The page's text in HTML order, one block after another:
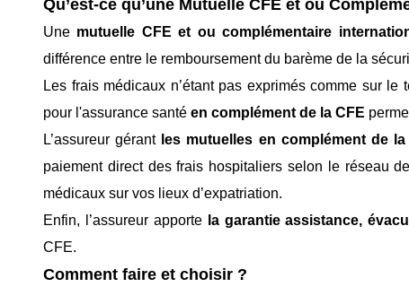
Qu’est-ce qu’une Mutuelle CFE et ou
Une mutuelle CFE et ou complémentaire
différence entre le remboursement du barème de la
Les frais médicaux n’étant pas exprimés comme sur
pour l'assurance santé en complément de la CFE
L’assureur gérant les mutuelles en complément de la
paiement direct des frais hospitaliers selon le réseau
médicaux sur vos lieux d’expatriation.
Enfin, l’assureur apporte la garantie assistance,
CFE.
Comment faire et choisir ?